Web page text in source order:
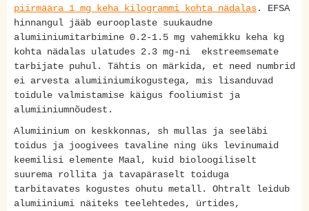
piirmäära 1 mg keha kilogrammi kohta nädalas. EFSA
hinnangul jääb eurooplaste suukaudne
alumiiniumitarbimine 0.2-1.5 mg vahemikku keha kg
kohta nädalas ulatudes 2.3 mg-ni ekstreemsemate
tarbijate puhul. Tähtis on märkida, et need numbrid
ei arvesta alumiiniumikogustega, mis lisanduvad
toidule valmistamise käigus fooliumist ja
alumiiniumnõudest.
Alumiinium on keskkonnas, sh mullas ja seeläbi
toidus ja joogivees tavaline ning üks levinumaid
keemilisi elemente Maal, kuid bioloogiliselt
suurema rollita ja tavapäraselt toiduga
tarbitavates kogustes ohutu metall. Ohtralt leidub
alumiiniumi näiteks teelehtedes, ürtides,